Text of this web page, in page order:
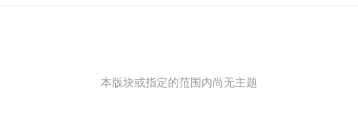
本版块或指定的范围内尚无主题